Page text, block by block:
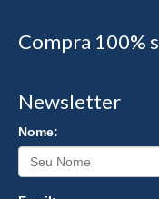
Compra 100%
Newsletter
Nome: